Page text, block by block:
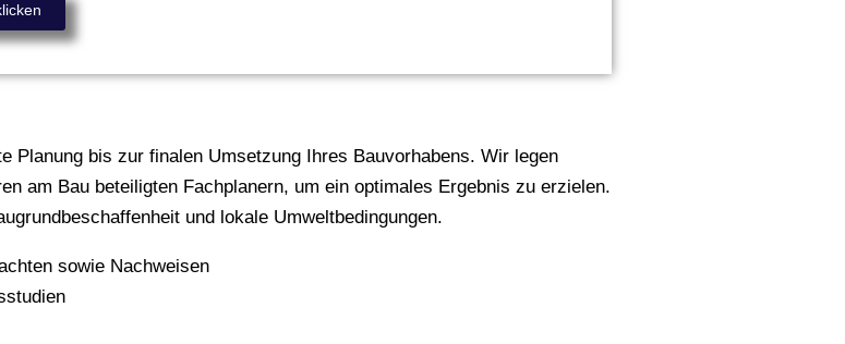
bis zur finalen Umsetzung Ihres Bauvorhabens. Wir legen
am Bau beteiligten Fachplanern, um ein optimales Ergebnis zu erzielen.
und lokale Umweltbedingungen.
sowie Nachweisen